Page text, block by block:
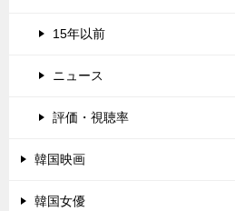
15年以前
ニュース
評価・視聴率
韓国映画
韓国女優